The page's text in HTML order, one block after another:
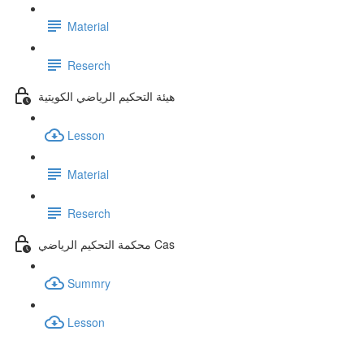
Material
Reserch
هيئة التحكيم الرياضي الكويتية
Lesson
Material
Reserch
محكمة التحكيم الرياضي Cas
Summry
Lesson